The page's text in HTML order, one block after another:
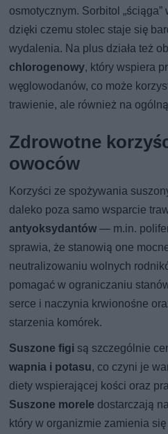
osmotycznym. Sorbitol
dzięki czemu stolec staje się
wydalenia. Na plus działa też
chlorogenowy, który wspiera
węglowodanów, co może
trawienie, ale również na
Zdrowotne
owoców
Korzyści ze spożywania
daleko poza samo wsparcie
antyoksydantów — m.in.
sprawia, że stanowią one
neutralizowaniu wolnych
pomagać w ograniczaniu
serce i naczynia krwionośne
starzenia komórek.
Suszone figi są szczególnie
wapnia i potasu, co czyni je
diety wspierającej kości oraz
Suszone morele dostarczają
który w organizmie zamienia